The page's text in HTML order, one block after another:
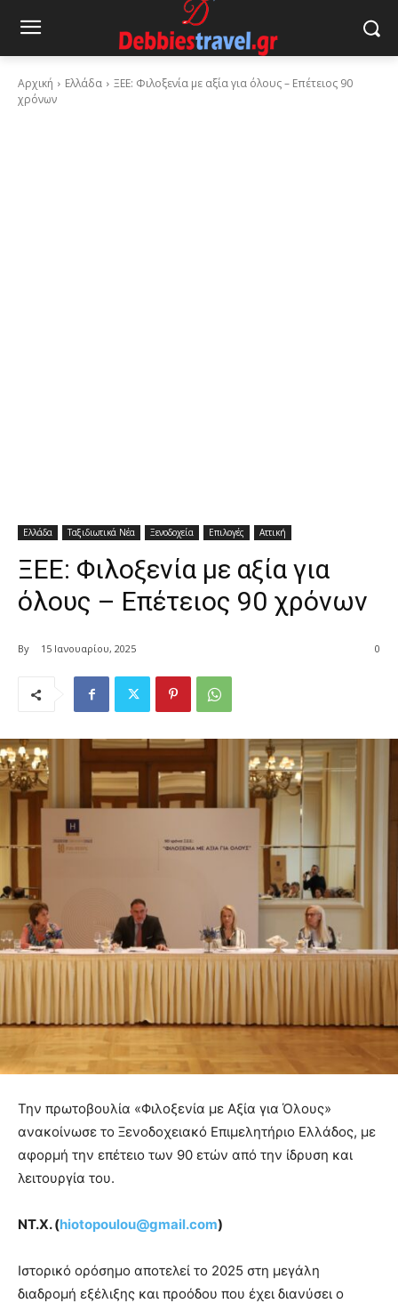
Αρχική Ελλάδα
ΞΕΕ: Φιλοξενία με αξία για όλους – Επέτειος 90
χρόνων
Ελλάδα Ταξιδιωτικά Νέα Ξενοδοχεία Επιλογές Αττική
ΞΕΕ: Φιλοξενία με αξία για
όλους – Επέτειος 90 χρόνων
By 15 Ιανουαρίου, 2025 0
Την πρωτοβουλία «Φιλοξενία με Αξία για Όλους»
ανακοίνωσε το Ξενοδοχειακό Επιμελητήριο Ελλάδος, με
αφορμή την επέτειο των 90 ετών από την ίδρυση και
λειτουργία του.
ΝΤ.Χ. (hiotopoulou@gmail.com)
Iστορικό ορόσημο αποτελεί το 2025 στη μεγάλη
διαδρομή εξέλιξης και προόδου που έχει διανύσει ο